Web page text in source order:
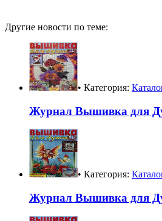
Другие новости по теме:
• Категория:
Журнал Вышивка для
• Категория:
Журнал Вышивка для